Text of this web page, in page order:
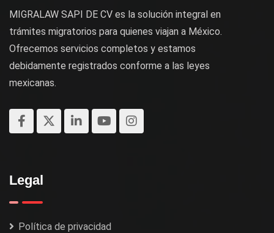
MIGRALAW SAPI DE CV es la solución integral en
trámites migratorios para quienes viajan a México.
Ofrecemos servicios completos y estamos
debidamente registrados conforme a las leyes
mexicanas.
Legal
Política de privacidad